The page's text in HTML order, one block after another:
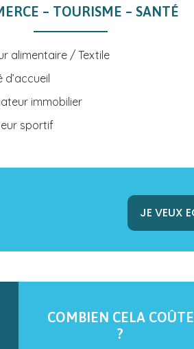
– TOURISME – SANTÉ
alimentaire / Textile
d’accueil
immobilier
sportif
JE VEUX
COMBIEN CELA COÛTE
?